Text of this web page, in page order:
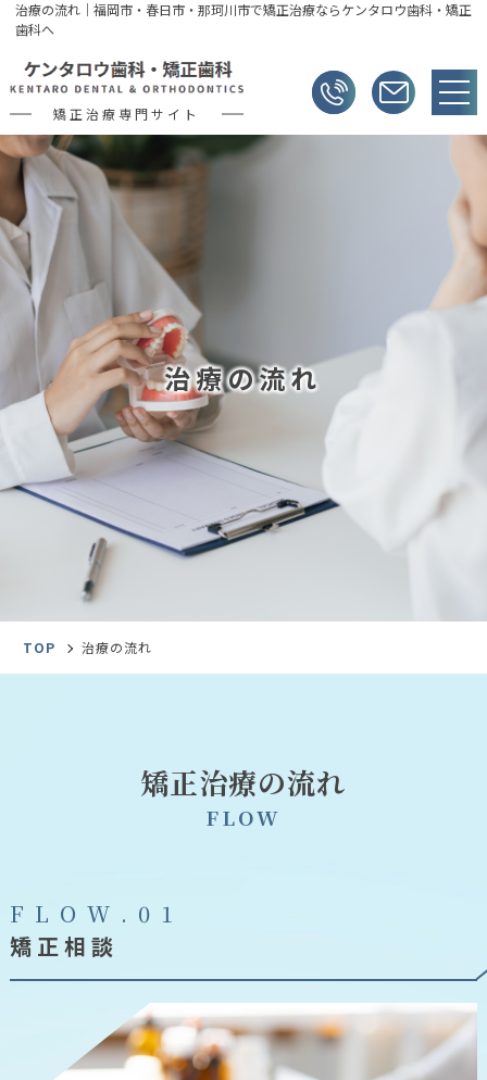
治療の流れ｜福岡市・春日市・那珂川市で矯正治療ならケンタロウ歯科・矯正
歯科へ
矯正治療専門サイト
治療の流れ
TOP 治療の流れ
矯正治療の流れ
FLOW
F L O W . 0 1
矯正相談